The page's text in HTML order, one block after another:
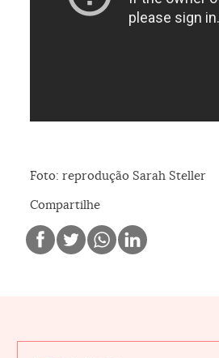
Foto: reprodução Sarah Steller
Compartilhe